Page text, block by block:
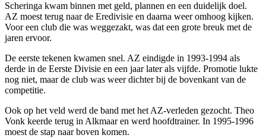
Scheringa kwam binnen met geld, plannen en een duidelijk doel.
AZ moest terug naar de Eredivisie en daarna weer omhoog kijken.
Voor een club die was weggezakt, was dat een grote breuk met de
jaren ervoor.
De eerste tekenen kwamen snel. AZ eindigde in 1993-1994 als
derde in de Eerste Divisie en een jaar later als vijfde. Promotie lukte
nog niet, maar de club was weer dichter bij de bovenkant van de
competitie.
Ook op het veld werd de band met het AZ-verleden gezocht. Theo
Vonk keerde terug in Alkmaar en werd hoofdtrainer. In 1995-1996
moest de stap naar boven komen.